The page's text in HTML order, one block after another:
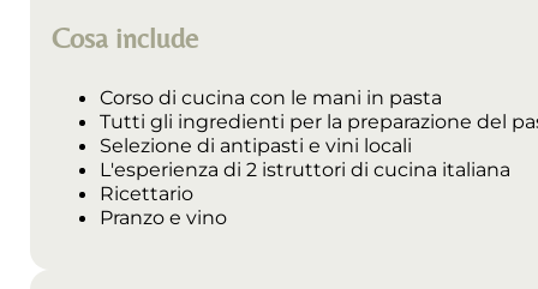
Cosa include
Corso di cucina con le mani in pasta
Tutti gli ingredienti per la preparazione del
Selezione di antipasti e vini locali
L'esperienza di 2 istruttori di cucina italiana
Ricettario
Pranzo e vino